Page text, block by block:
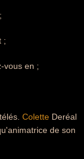
;
vous en ;
Colette Deréal
de son